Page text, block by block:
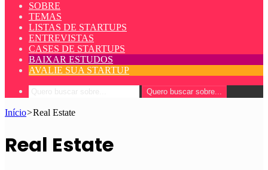
SOBRE
TEMAS
LISTAS DE STARTUPS
ENTREVISTAS
CASES DE STARTUPS
BAIXAR ESTUDOS
AVALIE SUA STARTUP
Quero buscar sobre...
Início>Real Estate
Real Estate